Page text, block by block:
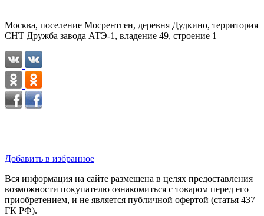
Москва, поселение Мосрентген, деревня Дудкино, территория
СНТ Дружба завода АТЭ-1, владение 49, строение 1
Добавить в избранное
Вся информация на сайте размещена в целях предоставления
возможности покупателю ознакомиться с товаром перед его
приобретением, и не является публичной офертой (статья 437
ГК РФ).